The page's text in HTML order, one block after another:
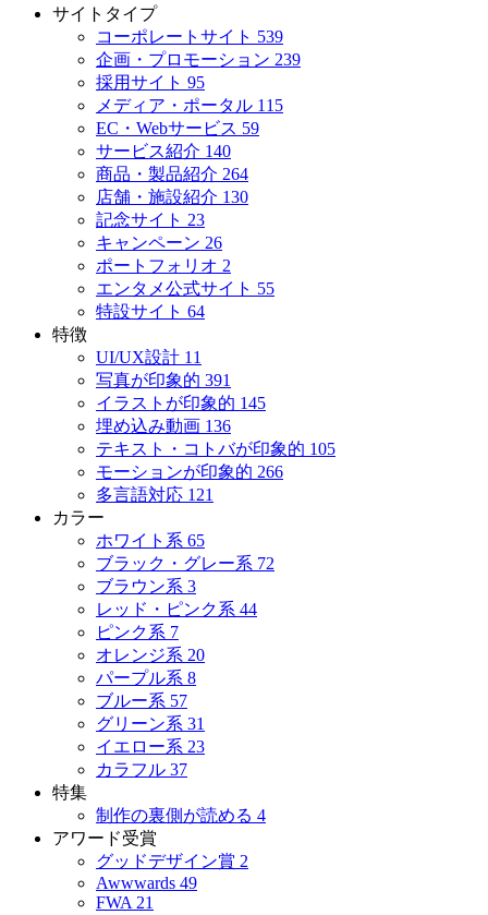
サイトタイプ
コーポレートサイト 539
企画・プロモーション 239
採用サイト 95
メディア・ポータル 115
EC・Webサービス 59
サービス紹介 140
商品・製品紹介 264
店舗・施設紹介 130
記念サイト 23
キャンペーン 26
ポートフォリオ 2
エンタメ公式サイト 55
特設サイト 64
特徴
UI/UX設計 11
写真が印象的 391
イラストが印象的 145
埋め込み動画 136
テキスト・コトバが印象的 105
モーションが印象的 266
多言語対応 121
カラー
ホワイト系 65
ブラック・グレー系 72
ブラウン系 3
レッド・ピンク系 44
ピンク系 7
オレンジ系 20
パープル系 8
ブルー系 57
グリーン系 31
イエロー系 23
カラフル 37
特集
制作の裏側が読める 4
アワード受賞
グッドデザイン賞 2
Awwwards 49
FWA 21